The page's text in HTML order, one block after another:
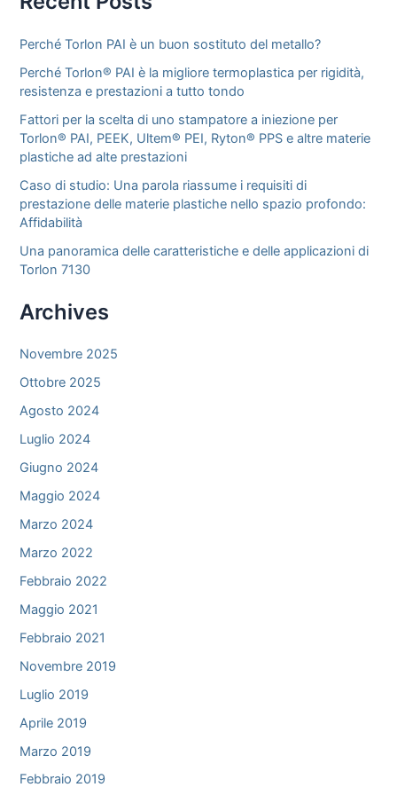
Perché Torlon PAI è un buon sostituto del metallo?
Perché Torlon® PAI è la migliore termoplastica per rigidità,
resistenza e prestazioni a tutto tondo
Fattori per la scelta di uno stampatore a iniezione per
Torlon® PAI, PEEK, Ultem® PEI, Ryton® PPS e altre materie
plastiche ad alte prestazioni
Caso di studio: Una parola riassume i requisiti di
prestazione delle materie plastiche nello spazio profondo:
Affidabilità
Una panoramica delle caratteristiche e delle applicazioni di
Torlon 7130
Archives
Novembre 2025
Ottobre 2025
Agosto 2024
Luglio 2024
Giugno 2024
Maggio 2024
Marzo 2024
Marzo 2022
Febbraio 2022
Maggio 2021
Febbraio 2021
Novembre 2019
Luglio 2019
Aprile 2019
Marzo 2019
Febbraio 2019